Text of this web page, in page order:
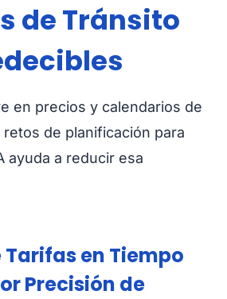
de Tránsito
en precios y calendarios de
de planificación para
ayuda a reducir esa
en Tiempo
Precisión de